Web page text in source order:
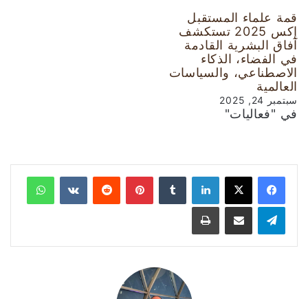
قمة علماء المستقبل
إكس 2025 تستكشف
آفاق البشرية القادمة
في الفضاء، الذكاء
الاصطناعي، والسياسات
العالمية
سبتمبر 24, 2025
في "فعاليات"
لينكدإن بينتيريست